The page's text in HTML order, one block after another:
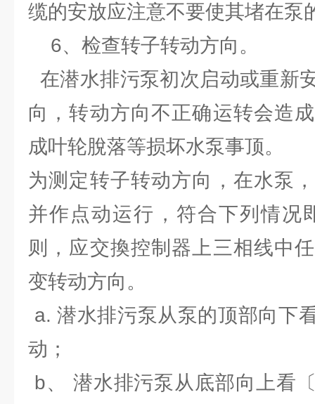
缆的安放应注意不要使其堵在泵
6、检查转子转动方向。
在潜水排污泵初次启动或重新
向，转动方向不正确运转会造
成叶轮脫落等损坏水泵事顶。
为测定转子转动方向，在水泵
并作点动运行，符合下列情况
则，应交換控制器上三相线中
变转动方向。
a. 潜水排污泵从泵的顶部向下
动；
b、 潜水排污泵从底部向上看